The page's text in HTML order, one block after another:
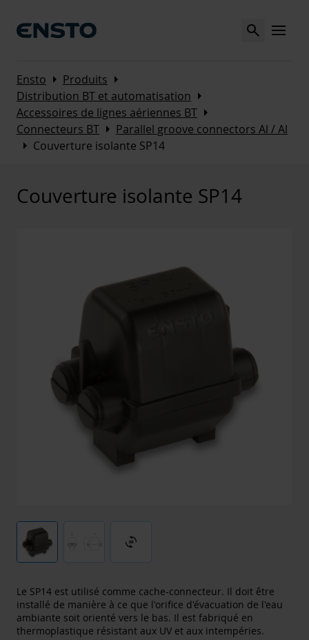
Search MENU
Ensto Arrow_right Produits Arrow_right
Distribution BT et automatisation Arrow_right
Accessoires de lignes aériennes BT Arrow_right
Connecteurs BT Arrow_right Parallel groove connectors Al / Al
Arrow_right Couverture isolante SP14
Couverture isolante SP14
3d_rotation
Le SP14 est utilisé comme cache-connecteur. Il doit être
installé de manière à ce que l'orifice d'évacuation de l'eau
ambiante soit orienté vers le bas. Il est fabriqué en
thermoplastique résistant aux UV et aux intempéries.